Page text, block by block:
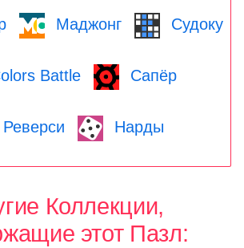
Маджонг Судоку
Battle Сапёр
Реверси Нарды
Коллекции,
этот Пазл: